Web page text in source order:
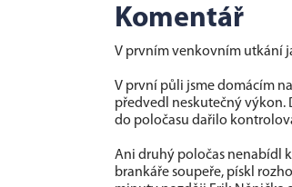
Komentář
V prvním venkovním utkání
V první půli jsme domácím
předvedl neskutečný výkon.
do poločasu dařilo
Ani druhý poločas nenabídl
brankáře soupeře, pískl